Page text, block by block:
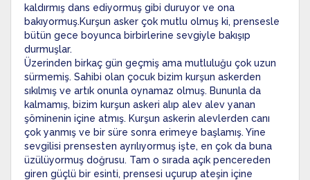
kaldırmış dans ediyormuş gibi duruyor ve ona
bakıyormuş.Kurşun asker çok mutlu olmuş ki, prensesle
bütün gece boyunca birbirlerine sevgiyle bakışıp
durmuşlar.
Üzerinden birkaç gün geçmiş ama mutluluğu çok uzun
sürmemiş. Sahibi olan çocuk bizim kurşun askerden
sıkılmış ve artık onunla oynamaz olmuş. Bununla da
kalmamış, bizim kurşun askeri alıp alev alev yanan
şöminenin içine atmış. Kurşun askerin alevlerden canı
çok yanmış ve bir süre sonra erimeye başlamış. Yine
sevgilisi prensesten ayrılıyormuş işte, en çok da buna
üzülüyormuş doğrusu. Tam o sırada açık pencereden
giren güçlü bir esinti, prensesi uçurup ateşin içine